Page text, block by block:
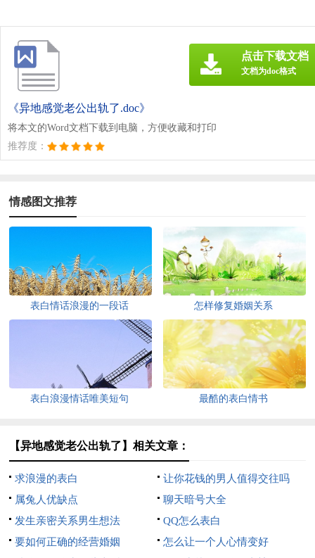
《异地感觉老公出轨了.doc》
将本文的Word文档下载到电脑，方便收藏和打印
推荐度：
点击下载文档
文档为doc格式
情感图文推荐
表白情话浪漫的一段话 怎样修复婚姻关系
表白浪漫情话唯美短句 最酷的表白情书
【异地感觉老公出轨了】相关文章：
求浪漫的表白
让你花钱的男人值得交往吗
属兔人优缺点
聊天暗号大全
发生亲密关系男生想法
QQ怎么表白
要如何正确的经营婚姻
怎么让一个人心情变好